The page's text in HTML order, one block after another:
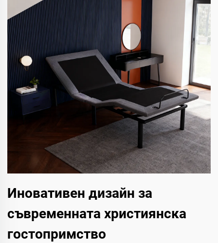
Иновативен дизайн за
съвременната християнска
гостопримство